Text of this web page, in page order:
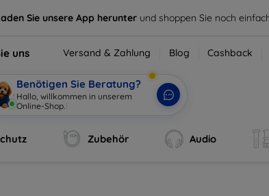
Sie unsere App herunter und shoppen Sie noch
uns Versand & Zahlung Blog Cashback
Benötigen Sie Beratung?
I|
Zubehör Audio